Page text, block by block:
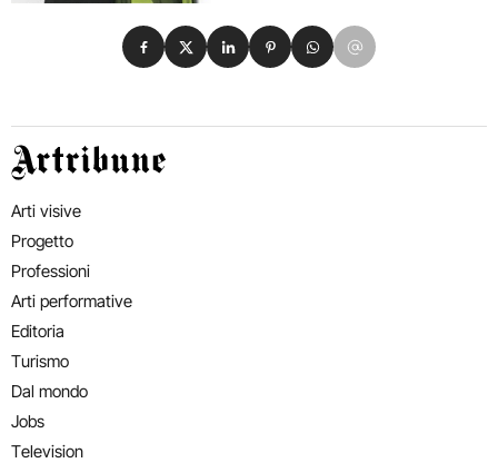
Condividi su Facebook
Condividi su X
Condividi su LinkedIn
Condividi su Pinterest
Condividi su WhatsApp
Condividi su Email
Artribune
Arti visive
Progetto
Professioni
Arti performative
Editoria
Turismo
Dal mondo
Jobs
Television